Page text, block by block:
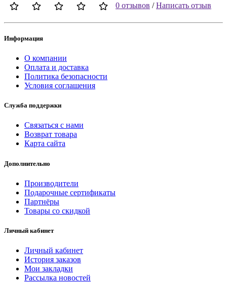
0 отзывов /Написать отзыв
Информация
О компании
Оплата и доставка
Политика безопасности
Условия соглашения
Служба поддержки
Связаться с нами
Возврат товара
Карта сайта
Дополнительно
Производители
Подарочные сертификаты
Партнёры
Товары со скидкой
Личный кабинет
Личный кабинет
История заказов
Мои закладки
Рассылка новостей